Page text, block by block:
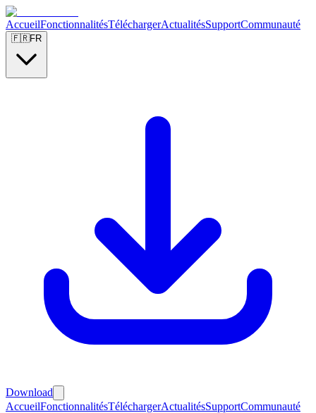
AccueilFonctionnalitésTéléchargerActualitésSupportCommunauté
🇫🇷FR
Download
AccueilFonctionnalitésTéléchargerActualitésSupportCommunauté